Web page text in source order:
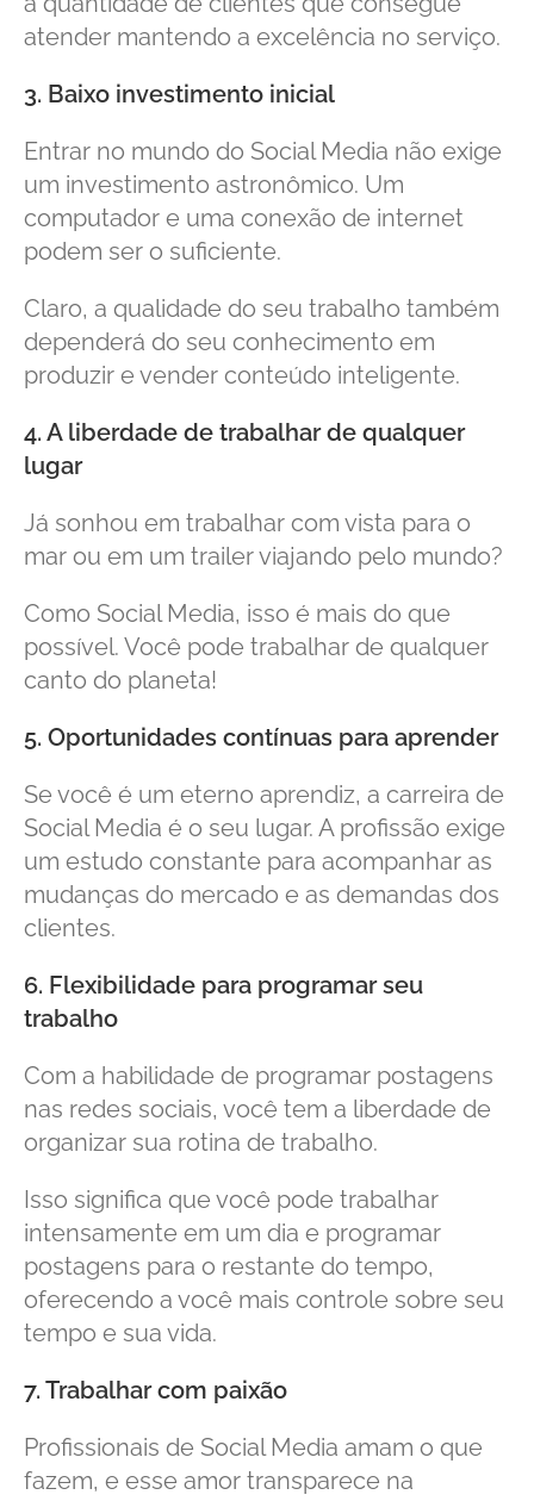
atender mantendo a excelência no serviço.
3. Baixo investimento inicial
Entrar no mundo do Social Media não exige
um investimento astronômico. Um
computador e uma conexão de internet
podem ser o suficiente.
Claro, a qualidade do seu trabalho também
dependerá do seu conhecimento em
produzir e vender conteúdo inteligente.
4. A liberdade de trabalhar de qualquer
lugar
Já sonhou em trabalhar com vista para o
mar ou em um trailer viajando pelo mundo?
Como Social Media, isso é mais do que
possível. Você pode trabalhar de qualquer
canto do planeta!
5. Oportunidades contínuas para aprender
Se você é um eterno aprendiz, a carreira de
Social Media é o seu lugar. A profissão exige
um estudo constante para acompanhar as
mudanças do mercado e as demandas dos
clientes.
6. Flexibilidade para programar seu
trabalho
Com a habilidade de programar postagens
nas redes sociais, você tem a liberdade de
organizar sua rotina de trabalho.
Isso significa que você pode trabalhar
intensamente em um dia e programar
postagens para o restante do tempo,
oferecendo a você mais controle sobre seu
tempo e sua vida.
7. Trabalhar com paixão
Profissionais de Social Media amam o que
fazem, e esse amor transparece na